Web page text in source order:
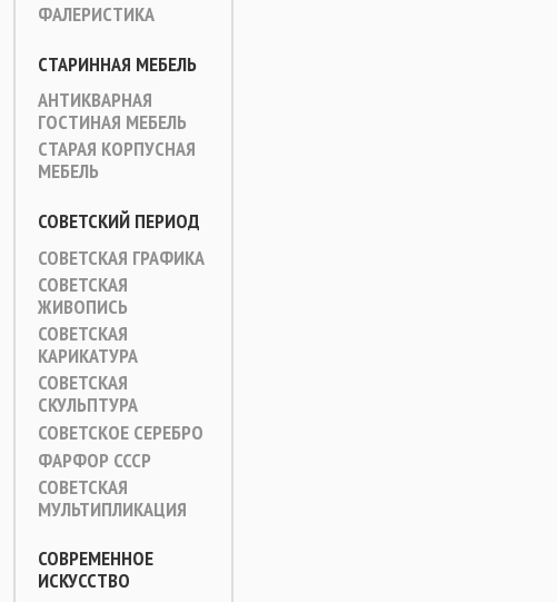
ФАЛЕРИСТИКА
СТАРИННАЯ МЕБЕЛЬ
АНТИКВАРНАЯ
ГОСТИНАЯ МЕБЕЛЬ
СТАРАЯ КОРПУСНАЯ
МЕБЕЛЬ
СОВЕТСКИЙ ПЕРИОД
СОВЕТСКАЯ ГРАФИКА
СОВЕТСКАЯ
ЖИВОПИСЬ
СОВЕТСКАЯ
КАРИКАТУРА
СОВЕТСКАЯ
СКУЛЬПТУРА
СОВЕТСКОЕ СЕРЕБРО
ФАРФОР СССР
СОВЕТСКАЯ
МУЛЬТИПЛИКАЦИЯ
СОВРЕМЕННОЕ
ИСКУССТВО